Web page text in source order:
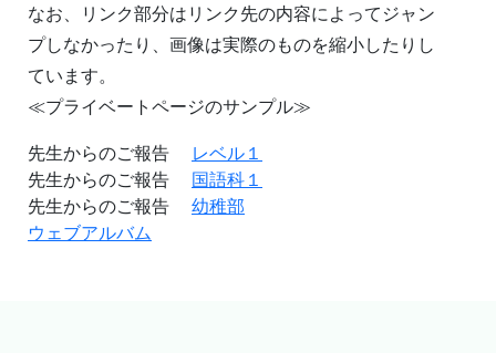
なお、リンク部分はリンク先の内容によってジャン
プしなかったり、画像は実際のものを縮小したりし
ています。
≪プライベートページのサンプル≫
先生からのご報告 レベル１
先生からのご報告 国語科１
先生からのご報告 幼稚部
ウェブアルバム